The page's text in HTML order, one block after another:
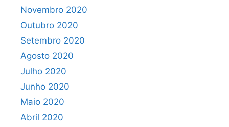
Novembro 2020
Outubro 2020
Setembro 2020
Agosto 2020
Julho 2020
Junho 2020
Maio 2020
Abril 2020